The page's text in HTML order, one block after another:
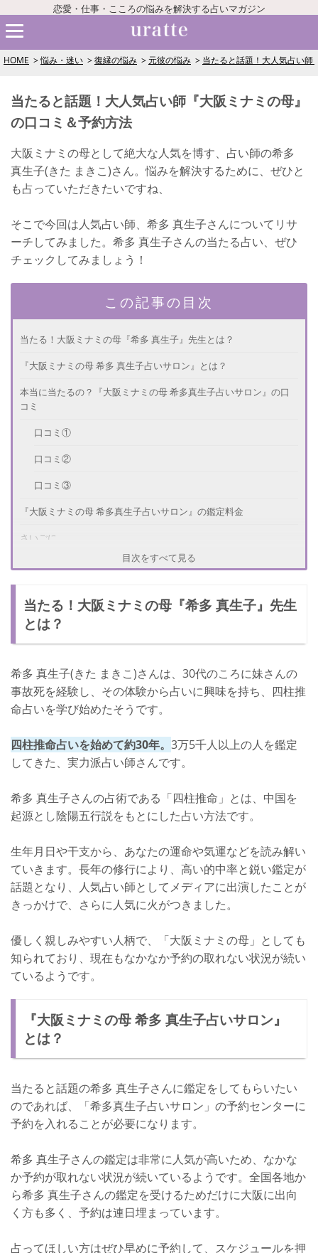
恋愛・仕事・こころの悩みを解決する占いマガジン
HOME 悩み・迷い 復縁の悩み 元彼の悩み 当たると話題！大人気占い師
当たると話題！大人気占い師『大阪ミナミの母』
の口コミ＆予約方法
大阪ミナミの母として絶大な人気を博す、占い師の希多
真生子(きた まきこ)さん。悩みを解決するために、ぜひと
も占っていただきたいですね、
そこで今回は人気占い師、希多 真生子さんについてリサ
ーチしてみました。希多 真生子さんの当たる占い、ぜひ
チェックしてみましょう！
この記事の目次
当たる！大阪ミナミの母『希多 真生子』先生とは？
『大阪ミナミの母 希多 真生子占いサロン』とは？
本当に当たるの？『大阪ミナミの母 希多真生子占いサロン』の口
コミ
口コミ①
口コミ②
口コミ③
『大阪ミナミの母 希多真生子占いサロン』の鑑定料金
さいごに
目次をすべて見る
当たる！大阪ミナミの母『希多 真生子』先生
とは？
希多 真生子(きた まきこ)さんは、30代のころに妹さんの
事故死を経験し、その体験から占いに興味を持ち、四柱推
命占いを学び始めたそうです。
四柱推命占いを始めて約30年。 3万5千人以上の人を鑑定
してきた、実力派占い師さんです。
希多 真生子さんの占術である「四柱推命」とは、中国を
起源とし陰陽五行説をもとにした占い方法です。
生年月日や干支から、あなたの運命や気運などを読み解い
ていきます。長年の修行により、高い的中率と鋭い鑑定が
話題となり、人気占い師としてメディアに出演したことが
きっかけで、さらに人気に火がつきました。
優しく親しみやすい人柄で、「大阪ミナミの母」としても
知られており、現在もなかなか予約の取れない状況が続い
ているようです。
『大阪ミナミの母 希多 真生子占いサロン』
とは？
当たると話題の希多 真生子さんに鑑定をしてもらいたい
のであれば、「希多真生子占いサロン」の予約センターに
予約を入れることが必要になります。
希多 真生子さんの鑑定は非常に人気が高いため、なかな
か予約が取れない状況が続いているようです。全国各地か
ら希多 真生子さんの鑑定を受けるためだけに大阪に出向
く方も多く、予約は連日埋まっています。
占ってほしい方はぜひ早めに予約して、スケジュールを押